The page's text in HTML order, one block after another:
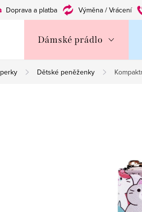
Doprava a platba Výměna / Vrácení
Dámské prádlo
Dětské peněženky